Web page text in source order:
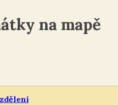
na mapě